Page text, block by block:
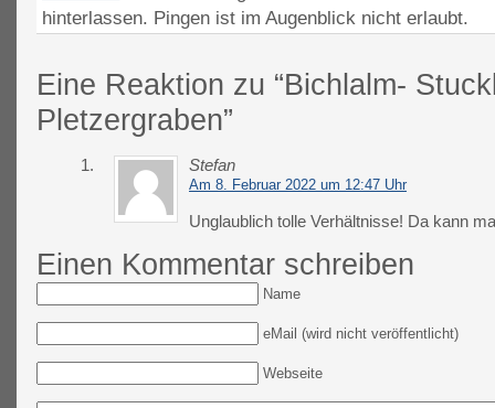
hinterlassen. Pingen ist im Augenblick nicht erlaubt.
Eine Reaktion zu “Bichlalm-
Pletzergraben”
1. Stefan
Am 8. Februar 2022 um 12:47 Uhr
Unglaublich tolle Verhältnisse! Da kann
Einen Kommentar schreiben
Name
eMail (wird nicht veröffentlicht)
Webseite